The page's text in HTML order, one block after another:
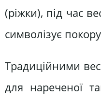
(ріжки), під час
символізує
Традиційними
для нареченої